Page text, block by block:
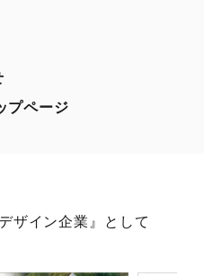
プページ
ザイン企業』として